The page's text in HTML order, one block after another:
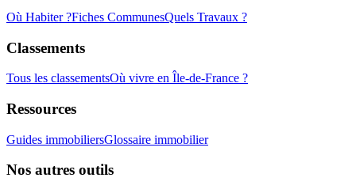
Où Habiter ?Fiches CommunesQuels Travaux ?
Classements
Tous les classementsOù vivre en Île-de-France ?
Ressources
Guides immobiliersGlossaire immobilier
Nos autres outils